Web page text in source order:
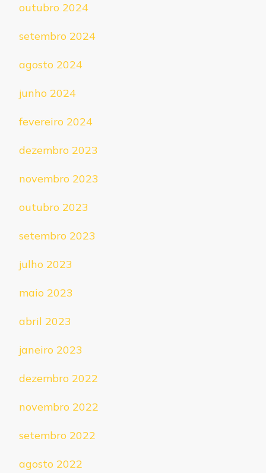
outubro 2024
setembro 2024
agosto 2024
junho 2024
fevereiro 2024
dezembro 2023
novembro 2023
outubro 2023
setembro 2023
julho 2023
maio 2023
abril 2023
janeiro 2023
dezembro 2022
novembro 2022
setembro 2022
agosto 2022